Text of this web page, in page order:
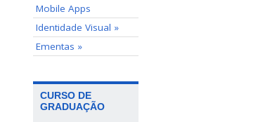
Mobile Apps
Identidade Visual »
Ementas »
CURSO DE
GRADUAÇÃO